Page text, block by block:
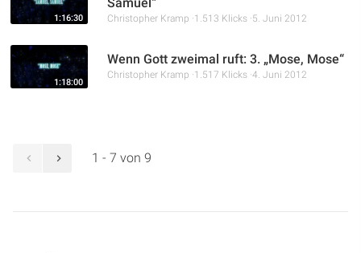
1:16:30 Christopher Kramp 1.513 Klicks 5. Juni 2012
1:18:00
Wenn Gott zweimal ruft: 3. „Mose, Mose“
Christopher Kramp 1.517 Klicks 4. Juni 2012
1 - 7 von 9